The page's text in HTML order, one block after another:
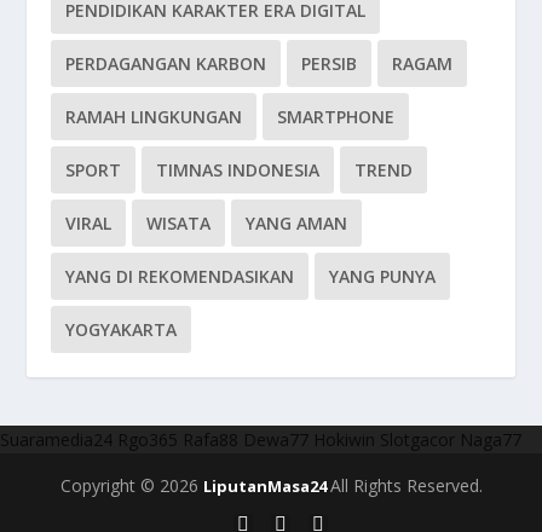
PENDIDIKAN KARAKTER ERA DIGITAL
PERDAGANGAN KARBON PERSIB RAGAM
RAMAH LINGKUNGAN SMARTPHONE
SPORT TIMNAS INDONESIA TREND
VIRAL WISATA YANG AMAN
YANG DI REKOMENDASIKAN YANG PUNYA
YOGYAKARTA
Suaramedia24 Rgo365 Rafa88 Dewa77 Hokiwin Slotgacor Naga77
Copyright © 2026 LiputanMasa24All Rights Reserved.